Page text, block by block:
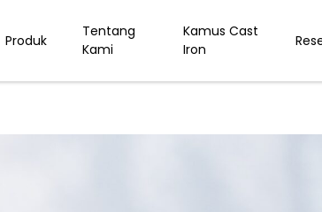
Produk
Tentang
Kami
Kamus Cast
Iron